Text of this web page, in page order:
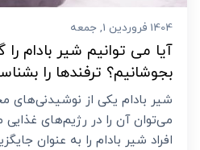
1404 فروردین 1, جمعه
آیا می توانیم شیر بادام را
بجوشانیم؟ ترفندها را
شیر بادام یکی از
می‌توان آن را در رژیم‌های غذایی
افراد شیر بادام را به عنوان